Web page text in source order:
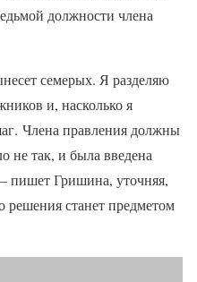
должности члена
семерых. Я разделяю
и, насколько я
Члена правления должны
не так, и была введена
пишет Гришина, уточняя,
решения станет предметом